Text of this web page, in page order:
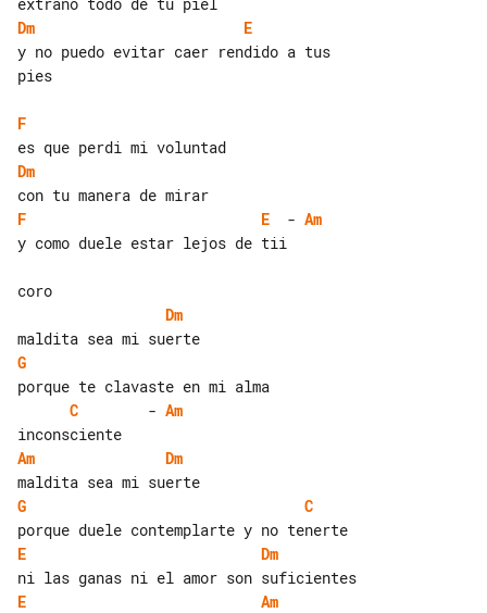
Dm
E
y no puedo evitar caer rendido a tus
pies
F
Dm
F
E
  -
Am
y como duele estar lejos de tii
Dm
G
C
        -
Am
Am
Dm
G
C
E
Dm
E
Am